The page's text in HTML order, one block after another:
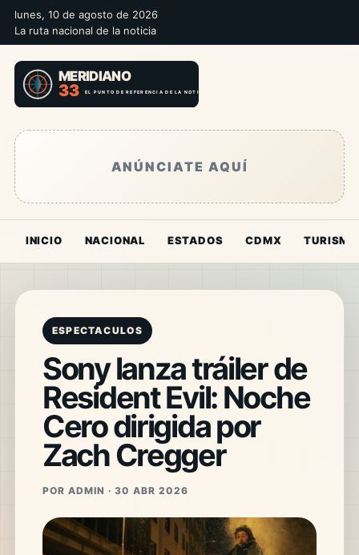
lunes, 10 de agosto de 2026
La ruta nacional de la noticia
ANÚNCIATE AQUÍ
INICIO NACIONAL ESTADOS CDMX TURISMO
ESPECTACULOS
Sony lanza tráiler de
Resident Evil: Noche
Cero dirigida por
Zach Cregger
POR ADMIN · 30 ABR 2026